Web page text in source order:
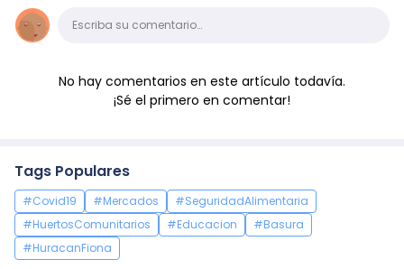
ComentarioEscriba su comentario…
No hay comentarios en este artículo todavía.
¡Sé el primero en comentar!
Tags Populares
#Covid19 #Mercados
#SeguridadAlimentaria
#HuertosComunitarios
#Educacion
#Basura
#HuracanFiona